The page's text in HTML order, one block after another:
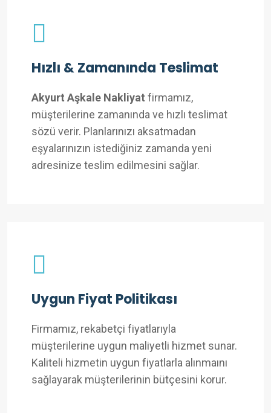
Hızlı & Zamanında Teslimat
Akyurt Aşkale Nakliyat firmamız,
müşterilerine zamanında ve hızlı teslimat
sözü verir. Planlarınızı aksatmadan
eşyalarınızın istediğiniz zamanda yeni
adresinize teslim edilmesini sağlar.
Uygun Fiyat Politikası
Firmamız, rekabetçi fiyatlarıyla
müşterilerine uygun maliyetli hizmet sunar.
Kaliteli hizmetin uygun fiyatlarla alınmaını
sağlayarak müşterilerinin bütçesini korur.